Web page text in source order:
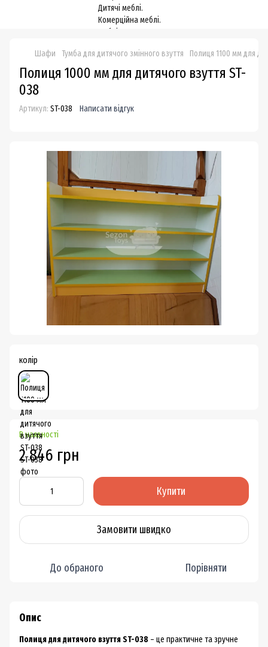
Шафи Тумба для дитячого змінного взуття Полиця 1100 мм для
Полиця 1000 мм для дитячого взуття ST-
038
Артикул: ST-038 Написати відгук
колір
В наявності
2 846 грн
Купити
Замовити швидко
До обраного Порівняти
Опис
Полиця для дитячого взуття ST-038 – це практичне та зручне